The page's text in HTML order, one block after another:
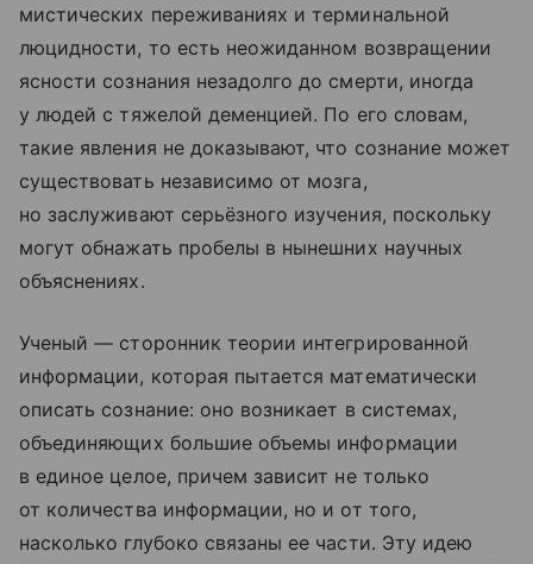
мистических переживаниях и терминальной
люцидности, то есть неожиданном возвращении
ясности сознания незадолго до смерти, иногда
у людей с тяжелой деменцией. По его словам,
такие явления не доказывают, что сознание может
существовать независимо от мозга,
но заслуживают серьёзного изучения, поскольку
могут обнажать пробелы в нынешних научных
объяснениях.
Ученый — сторонник теории интегрированной
информации, которая пытается математически
описать сознание: оно возникает в системах,
объединяющих большие объемы информации
в единое целое, причем зависит не только
от количества информации, но и от того,
насколько глубоко связаны ее части. Эту идею